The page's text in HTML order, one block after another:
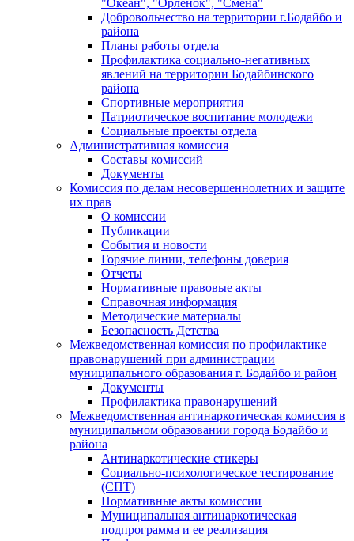
"Океан", "Орленок", "Смена"
Добровольчество на территории г.Бодайбо и
района
Планы работы отдела
Профилактика социально-негативных
явлений на территории Бодайбинского
района
Спортивные мероприятия
Патриотическое воспитание молодежи
Социальные проекты отдела
Административная комиссия
Составы комиссий
Документы
Комиссия по делам несовершеннолетних и защите
их прав
О комиссии
Публикации
События и новости
Горячие линии, телефоны доверия
Отчеты
Нормативные правовые акты
Справочная информация
Методические материалы
Безопасность Детства
Межведомственная комиссия по профилактике
правонарушений при администрации
муниципального образования г. Бодайбо и район
Документы
Профилактика правонарушений
Межведомственная антинаркотическая комиссия в
муниципальном образовании города Бодайбо и
района
Антинаркотические стикеры
Социально-психологическое тестирование
(СПТ)
Нормативные акты комиссии
Муниципальная антинаркотическая
подпрограмма и ее реализация